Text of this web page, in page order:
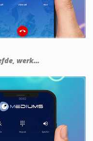
werk...